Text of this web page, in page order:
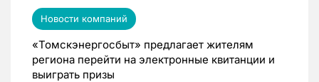
Новости компаний
«Томскэнергосбыт» предлагает жителям
региона перейти на электронные квитанции и
выиграть призы